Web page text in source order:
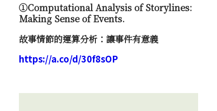
①Computational Analysis of Storylines:
Making Sense of Events.
故事情節的運算分析：讓事件有意義
https://a.co/d/30f8sOP